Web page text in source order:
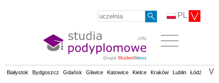
PL
Białystok Bydgoszcz Gdańsk Gliwice Katowice Kielce Kraków Lublin Łódź V